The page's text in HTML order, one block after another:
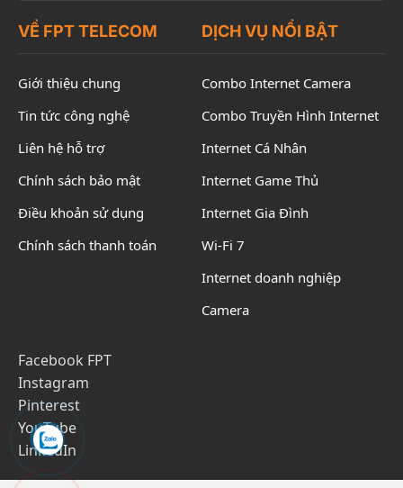
VỀ FPT TELECOM
Giới thiệu chung
Tin tức công nghệ
Liên hệ hỗ trợ
Chính sách bảo mật
Điều khoản sử dụng
Chính sách thanh toán
DỊCH VỤ NỔI BẬT
Combo Internet Camera
Combo Truyền Hình Internet
Internet Cá Nhân
Internet Game Thủ
Internet Gia Đình
Wi-Fi 7
Internet doanh nghiệp
Camera
Facebook FPT
Instagram
Pinterest
YouTube
LinkedIn